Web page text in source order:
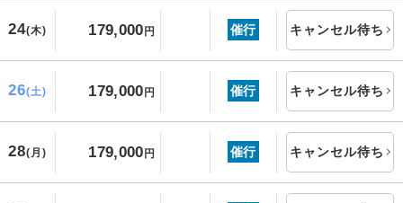
24(木) 179,000 円 催行 キャンセル待ち
26(土) 179,000 円 催行 キャンセル待ち
28(月) 179,000 円 催行 キャンセル待ち